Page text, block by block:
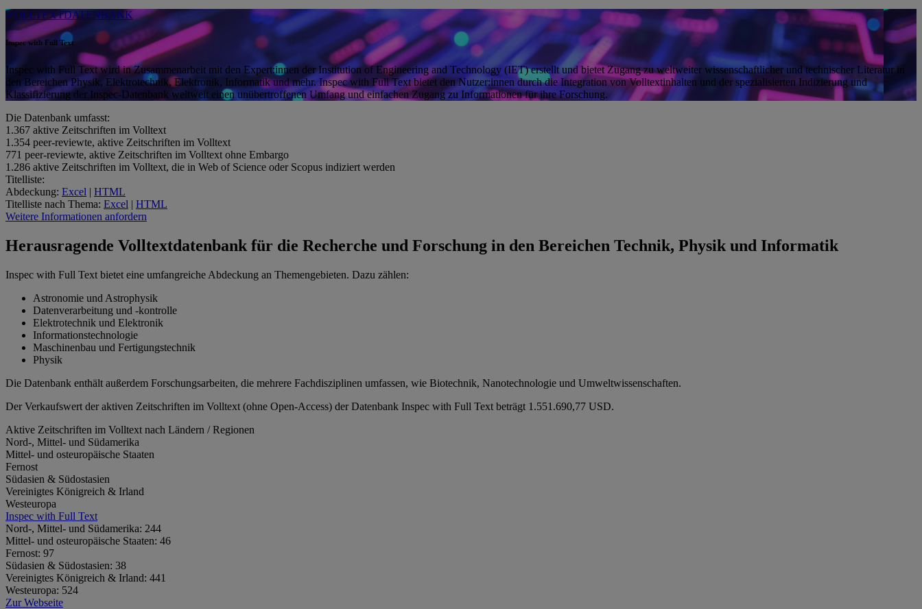
VOLLTEXTDATENBANK
Inspec with Full Text
Inspec with Full Text wird in Zusammenarbeit mit den Expert:innen der Institution of Engineering and Technology (IET) erstellt und bietet Zugang zu weltweiter wissenschaftlicher und technischer Literatur in
den Bereichen Physik, Elektrotechnik, Elektronik, Informatik und mehr. Inspec with Full Text bietet den Nutzer:innen durch die Integration von Volltextinhalten und der spezialisierten Indizierung und
Klassifizierung der Inspec-Datenbank weltweit einen unübertroffenen Umfang und einfachen Zugang zu Informationen für ihre Forschung.
Die Datenbank umfasst:
1.367 aktive Zeitschriften im Volltext
1.354 peer-reviewte, aktive Zeitschriften im Volltext
771 peer-reviewte, aktive Zeitschriften im Volltext ohne Embargo
1.286 aktive Zeitschriften im Volltext, die in Web of Science oder Scopus indiziert werden
Titelliste:
Abdeckung: Excel | HTML
Titelliste nach Thema: Excel | HTML
Weitere Informationen anfordern
Herausragende Volltextdatenbank für die Recherche und Forschung in den Bereichen Technik, Physik und Informatik
Inspec with Full Text bietet eine umfangreiche Abdeckung an Themengebieten. Dazu zählen:
Astronomie und Astrophysik
Datenverarbeitung und -kontrolle
Elektrotechnik und Elektronik
Informationstechnologie
Maschinenbau und Fertigungstechnik
Physik
Die Datenbank enthält außerdem Forschungsarbeiten, die mehrere Fachdisziplinen umfassen, wie Biotechnik, Nanotechnologie und Umweltwissenschaften.
Der Verkaufswert der aktiven Zeitschriften im Volltext (ohne Open-Access) der Datenbank Inspec with Full Text beträgt 1.551.690,77 USD.
Aktive Zeitschriften im Volltext nach Ländern / Regionen
Nord-, Mittel- und Südamerika
Mittel- und osteuropäische Staaten
Fernost
Südasien & Südostasien
Vereinigtes Königreich & Irland
Westeuropa
Inspec with Full Text
Nord-, Mittel- und Südamerika: 244
Mittel- und osteuropäische Staaten: 46
Fernost: 97
Südasien & Südostasien: 38
Vereinigtes Königreich & Irland: 441
Westeuropa: 524
Zur Webseite